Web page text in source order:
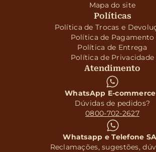
Mapa do site
Políticas
Política de Trocas e
Política de Pagamento
Política de Entrega
Política de Privacidade
Atendimento
WhatsApp E-
Dúvidas de pedidos?
0800-702-2627
Whatsapp e Telefone
Reclamações, sugestões,